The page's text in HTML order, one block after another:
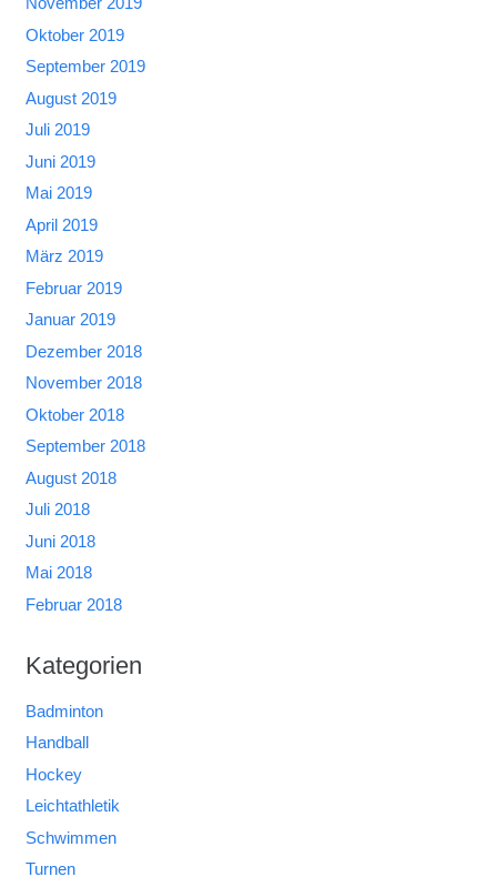
Oktober 2019
September 2019
August 2019
Juli 2019
Juni 2019
Mai 2019
April 2019
März 2019
Februar 2019
Januar 2019
Dezember 2018
November 2018
Oktober 2018
September 2018
August 2018
Juli 2018
Juni 2018
Mai 2018
Februar 2018
Kategorien
Badminton
Handball
Hockey
Leichtathletik
Schwimmen
Turnen